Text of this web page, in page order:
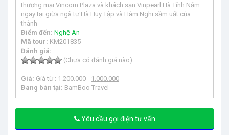
thương mại Vincom Plaza và khách sạn Vinpearl Hà Tĩnh Nằm
ngay tại giữa ngã tư Hà Huy Tập và Hàm Nghi sầm uất của
thành
Điểm đến: Nghệ An
Mã tour: KM201835
Đánh giá:
(Chưa có đánh giá nào)
Giá: Giá từ : 1.200.000 - 1.000.000
Đang bán tại: BamBoo Travel
Yêu cầu gọi điện tư vấn